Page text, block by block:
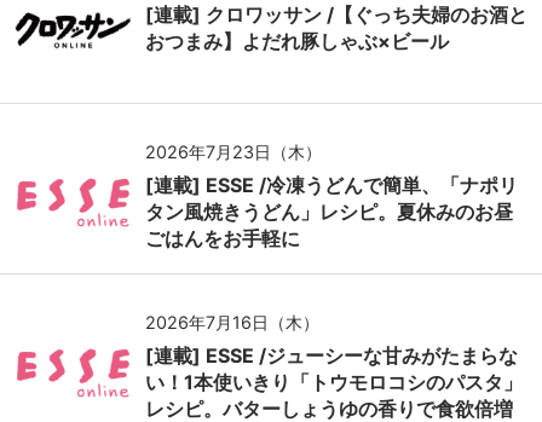
[連載] クロワッサン /【ぐっち夫婦のお酒と
おつまみ】よだれ豚しゃぶ×ビール
2026年7月23日（木）
[連載] ESSE /冷凍うどんで簡単、「ナポリ
タン風焼きうどん」レシピ。夏休みのお昼
ごはんをお手軽に
2026年7月16日（木）
[連載] ESSE /ジューシーな甘みがたまらな
い！1本使いきり「トウモロコシのパスタ」
レシピ。バターしょうゆの香りで食欲倍増